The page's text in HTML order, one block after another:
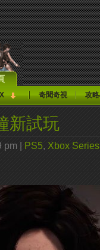
奇聞奇視 攻
新試玩
pm | PS5, Xbox